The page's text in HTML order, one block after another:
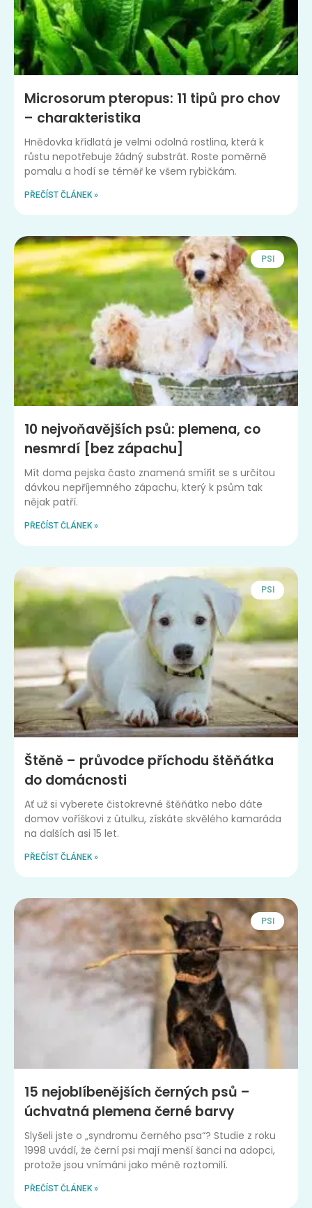
Microsorum pteropus: 11 tipů pro chov
– charakteristika
Hnědovka křídlatá je velmi odolná rostlina, která k
růstu nepotřebuje žádný substrát. Roste poměrně
pomalu a hodí se téměř ke všem rybičkám.
PŘEČÍST ČLÁNEK »
PSI
10 nejvoňavějších psů: plemena, co
nesmrdí [bez zápachu]
Mít doma pejska často znamená smířit se s určitou
dávkou nepříjemného zápachu, který k psům tak
nějak patří.
PŘEČÍST ČLÁNEK »
PSI
Štěně – průvodce příchodu štěňátka
do domácnosti
Ať už si vyberete čistokrevné štěňátko nebo dáte
domov voříškovi z útulku, získáte skvělého kamaráda
na dalších asi 15 let.
PŘEČÍST ČLÁNEK »
PSI
15 nejoblíbenějších černých psů –
úchvatná plemena černé barvy
Slyšeli jste o „syndromu černého psa“? Studie z roku
1998 uvádí, že černí psi mají menší šanci na adopci,
protože jsou vnímáni jako méně roztomilí.
PŘEČÍST ČLÁNEK »